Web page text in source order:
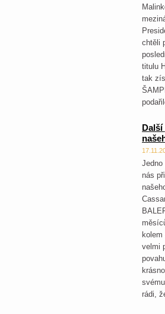
chtěli
titulu
tak
Další
Jedno
nás
velmi
rádi,